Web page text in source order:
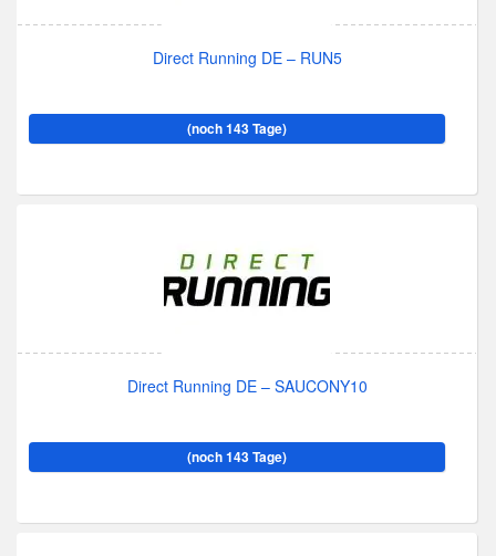
Direct Running DE – RUN5
(noch 143 Tage)
Direct Running DE – SAUCONY10
(noch 143 Tage)